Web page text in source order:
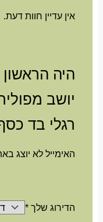
אין עדיין חוות דעת.
היה הראשון
יושב
רגלי בד כסף”
האימייל לא יוצג
הדירוג שלך*